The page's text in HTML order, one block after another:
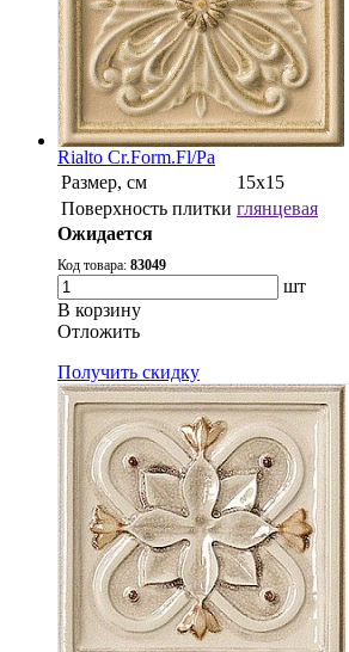
Rialto Cr.Form.Fl/Pa
Размер, см
15x15
Поверхность плитки глянцевая
Ожидается
Код товара: 83049
шт
В корзину
Oтложить
Получить скидку